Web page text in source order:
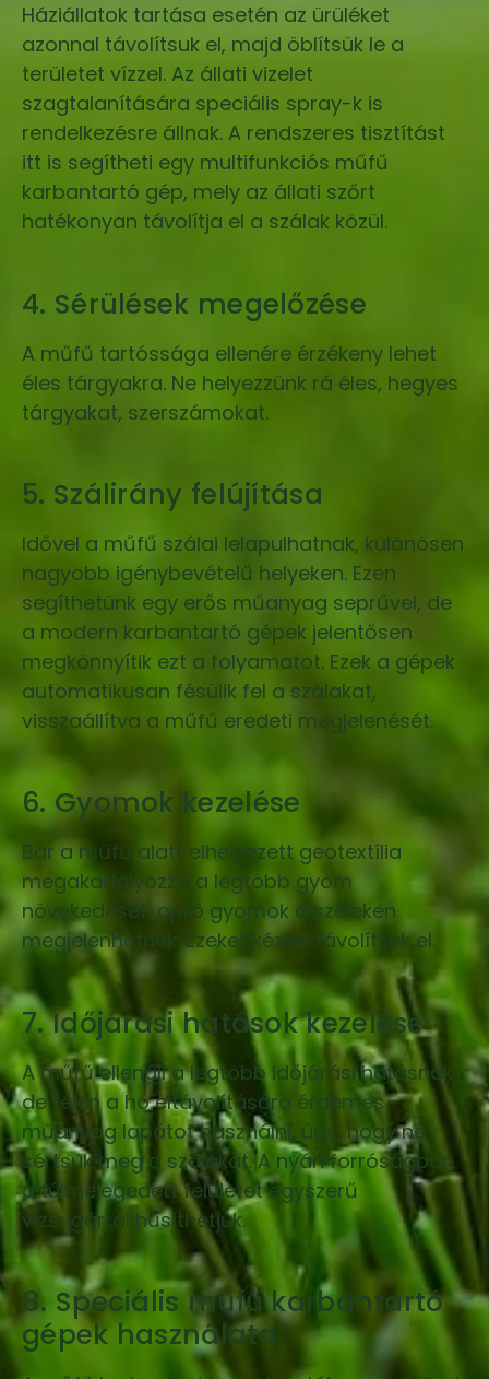
Háziállatok tartása esetén az ürüléket
azonnal távolítsuk el, majd öblítsük le a
területet vízzel. Az állati vizelet
szagtalanítására speciális spray-k is
rendelkezésre állnak. A rendszeres tisztítást
itt is segítheti egy multifunkciós műfű
karbantartó gép, mely az állati szőrt
hatékonyan távolítja el a szálak közül.
4. Sérülések megelőzése
A műfű tartóssága ellenére érzékeny lehet
éles tárgyakra. Ne helyezzünk rá éles, hegyes
tárgyakat, szerszámokat.
5. Szálirány felújítása
Idővel a műfű szálai lelapulhatnak, különösen
nagyobb igénybevételű helyeken. Ezen
segíthetünk egy erős műanyag seprűvel, de
a modern karbantartó gépek jelentősen
megkönnyítik ezt a folyamatot. Ezek a gépek
automatikusan fésülik fel a szálakat,
visszaállítva a műfű eredeti megjelenését.
6. Gyomok kezelése
Bár a műfű alatt elhelyezett geotextília
megakadályozza a legtöbb gyom
növekedését, apró gyomok a széleken
megjelenhetnek. Ezeket kézzel távolítsuk el.
7. Időjárási hatások kezelése
A műfű ellenáll a legtöbb időjárási hatásnak,
de télen a hó eltávolítására érdemes
műanyag lapátot használni, úgy, hogy ne
sértsük meg a szálakat. A nyári forróságban
a túlmelegedett felületet egyszerű
vízsugárral hűsíthetjük.
8. Speciális műfű karbantartó
gépek használata